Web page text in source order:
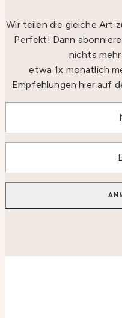
Wir teilen die gleiche Art
Perfekt! Dann
nichts
etwa 1x monatlich
Empfehlungen hier auf